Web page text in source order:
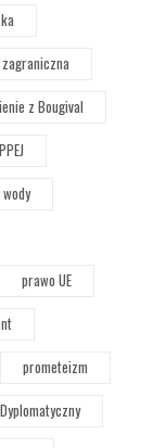
z Bougival
PPEJ
prawo UE
prometeizm